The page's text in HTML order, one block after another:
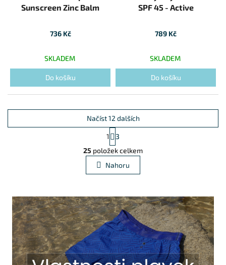
Sunscreen Zinc Balm
736 Kč
SKLADEM
Do košíku
SPF 45 - Active
789 Kč
SKLADEM
Do košíku
Ovládací prvky výpisu
Načíst 12 dalších
Stránkování
1
3
25 položek celkem
Nahoru